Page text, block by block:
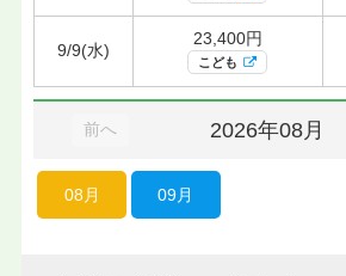
9/9(水)
23,400円
こども
前へ 2026年08月
08月 09月